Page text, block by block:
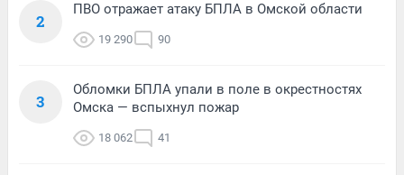
2
ПВО отражает атаку БПЛА в Омской области
19 290 90
3
Обломки БПЛА упали в поле в окрестностях
Омска — вспыхнул пожар
18 062 41